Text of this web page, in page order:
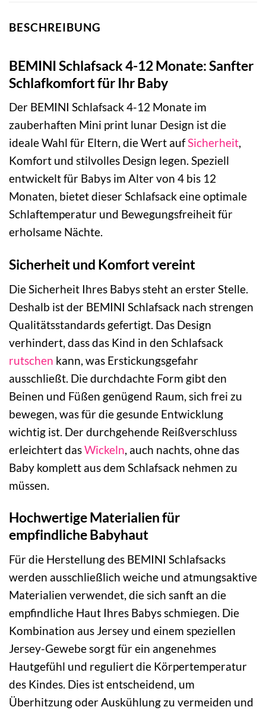
BESCHREIBUNG
BEMINI Schlafsack 4-12 Monate: Sanfter
Schlafkomfort für Ihr Baby
Der BEMINI Schlafsack 4-12 Monate im
zauberhaften Mini print lunar Design ist die
ideale Wahl für Eltern, die Wert aufSicherheit,
Komfort und stilvolles Design legen. Speziell
entwickelt für Babys im Alter von 4 bis 12
Monaten, bietet dieser Schlafsack eine optimale
Schlaftemperatur und Bewegungsfreiheit für
erholsame Nächte.
Sicherheit und Komfort vereint
Die Sicherheit Ihres Babys steht an erster Stelle.
Deshalb ist der BEMINI Schlafsack nach strengen
Qualitätsstandards gefertigt. Das Design
verhindert, dass das Kind in den Schlafsack
rutschen kann, was Erstickungsgefahr
ausschließt. Die durchdachte Form gibt den
Beinen und Füßen genügend Raum, sich frei zu
bewegen, was für die gesunde Entwicklung
wichtig ist. Der durchgehende Reißverschluss
erleichtert dasWickeln , auch nachts, ohne das
Baby komplett aus dem Schlafsack nehmen zu
müssen.
Hochwertige Materialien für
empfindliche Babyhaut
Für die Herstellung des BEMINI Schlafsacks
werden ausschließlich weiche und atmungsaktive
Materialien verwendet, die sich sanft an die
empfindliche Haut Ihres Babys schmiegen. Die
Kombination aus Jersey und einem speziellen
Jersey-Gewebe sorgt für ein angenehmes
Hautgefühl und reguliert die Körpertemperatur
des Kindes. Dies ist entscheidend, um
Überhitzung oder Auskühlung zu vermeiden und